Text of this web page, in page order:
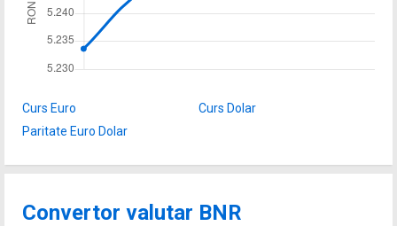
Curs Euro
Curs Dolar
Paritate Euro Dolar
Convertor valutar BNR